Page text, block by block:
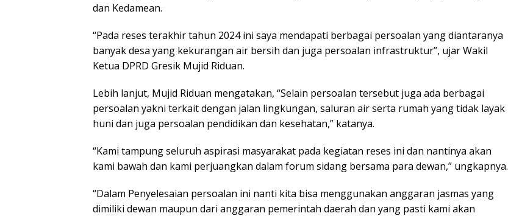
dan Kedamean.
“Pada reses terakhir tahun 2024 ini saya mendapati berbagai persoalan yang diantaranya
banyak desa yang kekurangan air bersih dan juga persoalan infrastruktur”, ujar Wakil
Ketua DPRD Gresik Mujid Riduan.
Lebih lanjut, Mujid Riduan mengatakan, “Selain persoalan tersebut juga ada berbagai
persoalan yakni terkait dengan jalan lingkungan, saluran air serta rumah yang tidak layak
huni dan juga persoalan pendidikan dan kesehatan,” katanya.
“Kami tampung seluruh aspirasi masyarakat pada kegiatan reses ini dan nantinya akan
kami bawah dan kami perjuangkan dalam forum sidang bersama para dewan,” ungkapnya.
“Dalam Penyelesaian persoalan ini nanti kita bisa menggunakan anggaran jasmas yang
dimiliki dewan maupun dari anggaran pemerintah daerah dan yang pasti kami akan